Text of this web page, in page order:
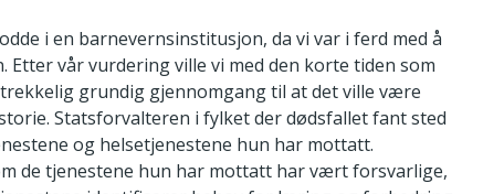
i en barnevernsinstitusjon, da vi var i ferd med å
vår vurdering ville vi med den korte tiden som
grundig gjennomgang til at det ville være
Statsforvalteren i fylket der dødsfallet fant sted
og helsetjenestene hun har mottatt.
de tjenestene hun har mottatt har vært forsvarlige,